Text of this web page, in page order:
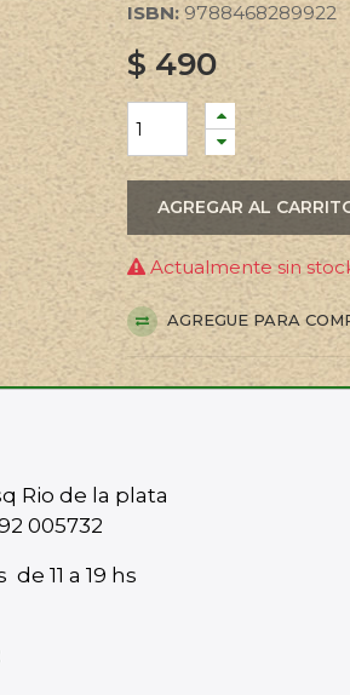
ISBN: 9788468289922
$490
AGREGAR AL
Actualmente sin
AGREGUE PARA
Rio de la plata
005732
11 a 19 hs